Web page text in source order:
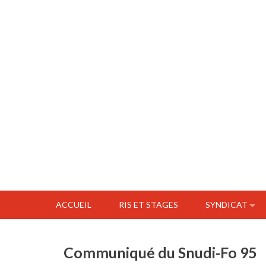
ACCUEIL RIS ET STAGES SYNDICAT
Communiqué du Snudi-Fo 95